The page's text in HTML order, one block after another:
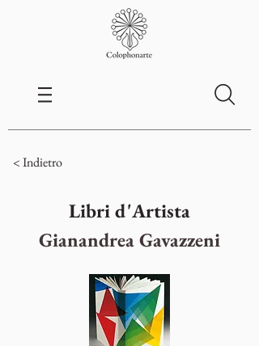
< Indietro
Gianandrea Gavazzeni
Libri d'Artista